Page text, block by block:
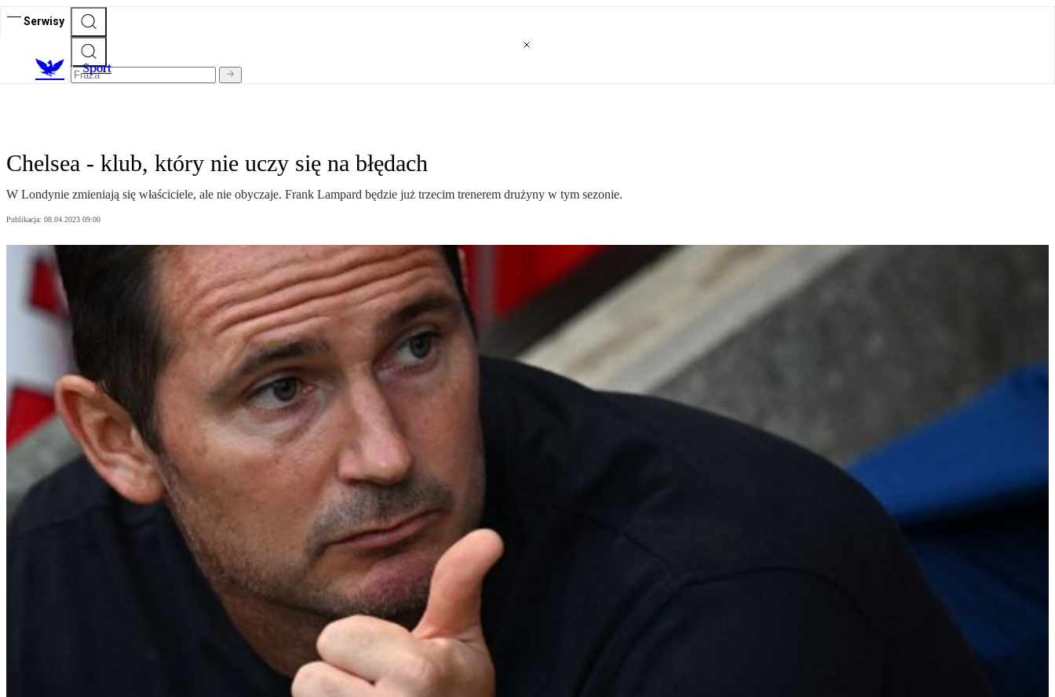
Serwisy
Sport
Chelsea - klub, który nie uczy się na błędach
W Londynie zmieniają się właściciele, ale nie obyczaje. Frank Lampard będzie już trzecim trenerem drużyny w tym sezonie.
Publikacja: 08.04.2023 09:00